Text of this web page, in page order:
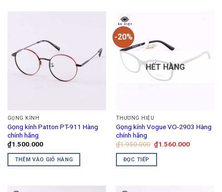
GỌNG KÍNH
Gọng kính Patton PT-911 Hàng
chính hãng
₫1.500.000
THÊM VÀO GIỎ HÀNG
-20%
HẾT HÀNG
THƯƠNG HIỆU
Gọng kính Vogue VO-2903 Hàng
chính hãng
₫1.950.000 Giá
gốc
là:
₫1.560.000Giá
ĐỌC TIẾP